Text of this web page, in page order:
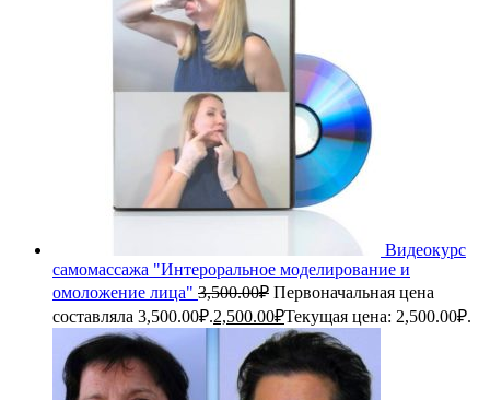
Видеокурс
самомассажа "Интероральное моделирование и
омоложение лица" 3,500.00₽ Первоначальная цена
составляла 3,500.00₽.2,500.00₽Текущая цена: 2,500.00₽.